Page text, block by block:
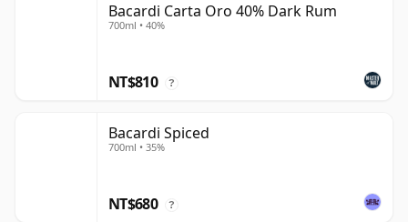
Bacardi Carta Oro 40% Dark Rum
700ml • 40%
NT$810 ?
Bacardi Spiced
700ml • 35%
NT$680 ?